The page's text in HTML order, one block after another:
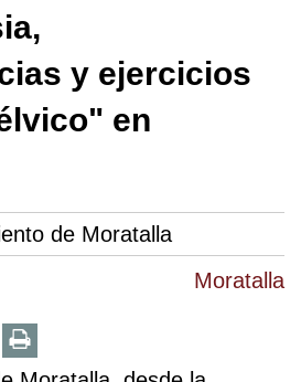
Moratalla
y ejercicios
en
de Moratalla